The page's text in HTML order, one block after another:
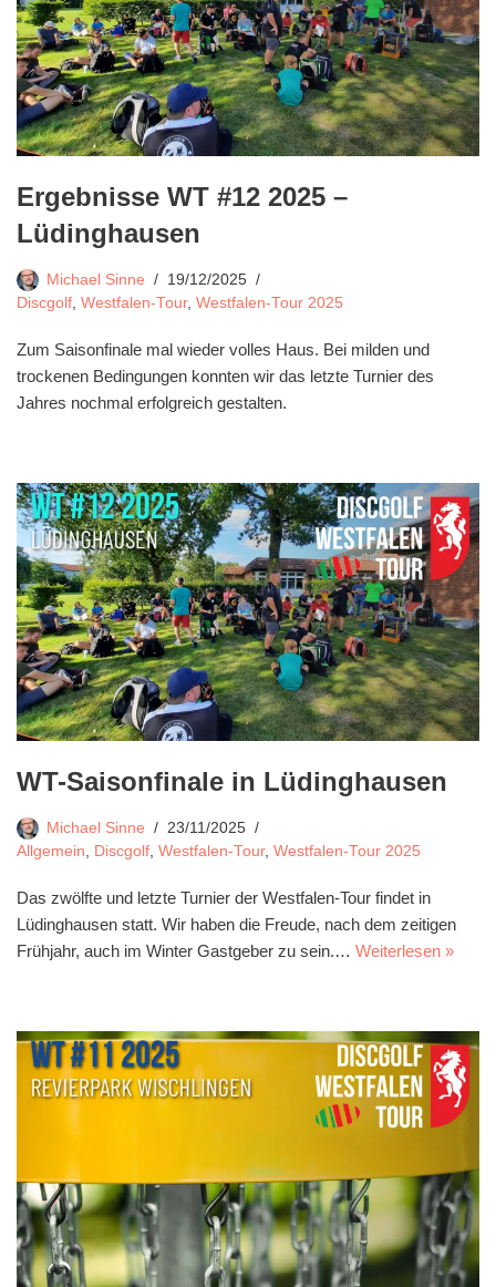
Ergebnisse WT #12 2025 –
Lüdinghausen
Michael Sinne
19/12/2025
Discgolf, Westfalen-Tour, Westfalen-Tour 2025
Zum Saisonfinale mal wieder volles Haus. Bei milden und
trockenen Bedingungen konnten wir das letzte Turnier des
Jahres nochmal erfolgreich gestalten.
WT-Saisonfinale in Lüdinghausen
Michael Sinne
23/11/2025
Allgemein
Discgolf Westfalen-Tour, Westfalen-Tour 2025
Das zwölfte und letzte Turnier der Westfalen-Tour findet in
Lüdinghausen statt. Wir haben die Freude, nach dem zeitigen
Frühjahr, auch im Winter Gastgeber zu sein.… Weiterlesen »